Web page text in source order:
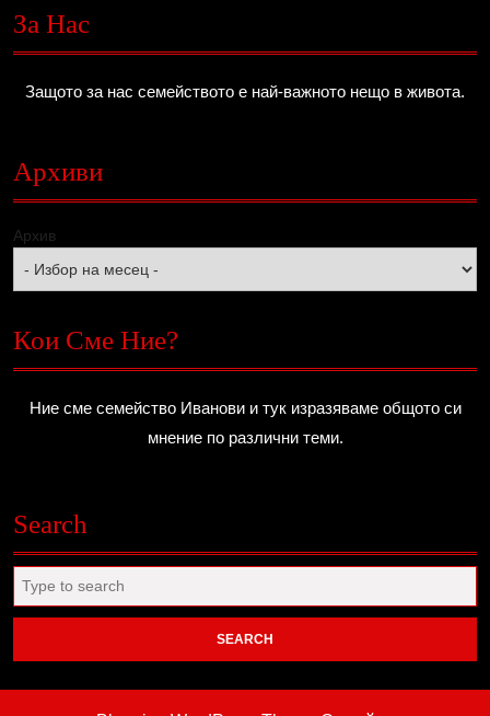
За Нас
Защото за нас семейството е най-важното нещо в живота.
Архиви
Архив
Кои Сме Ние?
Ние сме семейство Иванови и тук изразяваме общото си
мнение по различни теми.
Search
for: